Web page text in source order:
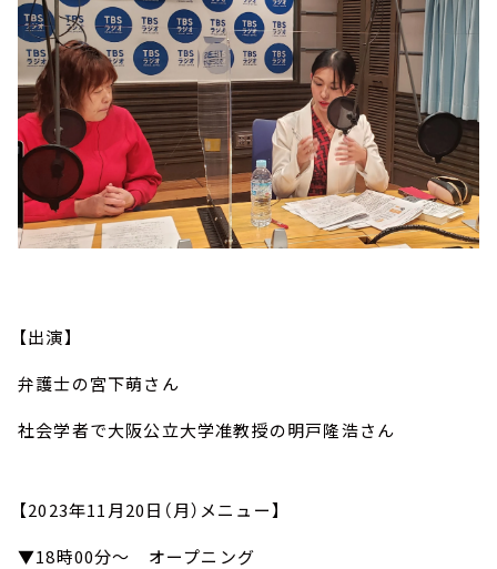
【出演】
弁護士の宮下萌さん
社会学者で大阪公立大学准教授の明戸隆浩さん
【2023年11月20日（月）メニュー】
▼18時00分～ オープニング